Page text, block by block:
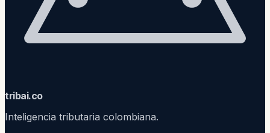
tribai.co
Inteligencia tributaria colombiana.